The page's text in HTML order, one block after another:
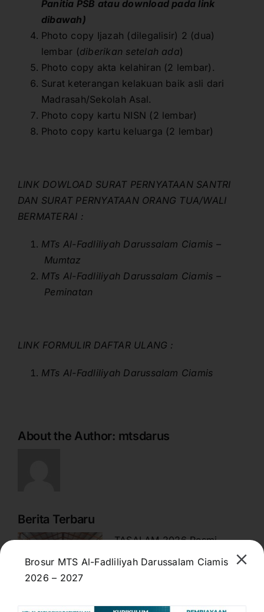
Panitia PSB atau download pada link
dibawah)
Photo copy Ijazah (dilegalisir) 2 (dua)
lembar (diberikan setelah ada)
Photo copy akta kelahiran (2 lembar).
Surat keterangan kelakuan baik asli dari
Madrasah/Sekolah Asal.
Photo copy kartu NISN (2 lembar)
Photo copy kartu keluarga (2 lembar)
LINK DOWLOAD SURAT PERNYATAAN SANTRI
DAN SURAT PERNYATAAN ORANG TUA/WALI
BERMATERAI :
MTs Al-Fadliliyah Darussalam Ciamis –
Mumtaz
MTs Al-Fadliliyah Darussalam Ciamis –
Peminatan
LINK FORMULIR DAFTAR ULANG :
MTs Al-Fadliliyah Darussalam Ciamis
About the Author: mtsdarus
Berita Terbaru
TASALAM 2026 Resmi
Dibuka, Pengasuh Pesantren
Kepemimpinan
Brosur MTS Al-Fadliliyah Darussalam Ciamis
2026 – 2027